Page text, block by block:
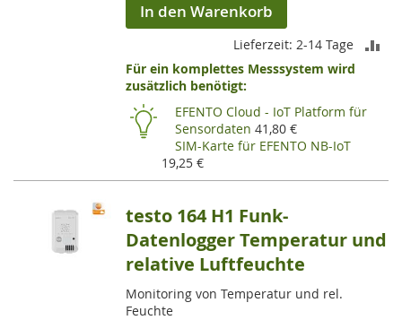
In den Warenkorb
Lieferzeit: 2-14 Tage
Für ein komplettes Messsystem wird
zusätzlich benötigt:
EFENTO Cloud - IoT Platform für
Sensordaten 41,80 €
SIM-Karte für EFENTO NB-IoT
19,25 €
testo 164 H1 Funk-
Datenlogger Temperatur und
relative Luftfeuchte
Monitoring von Temperatur und rel.
Feuchte